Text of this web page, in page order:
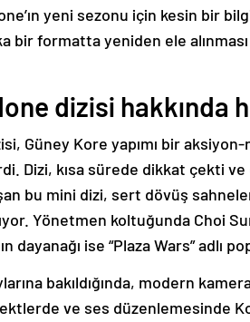
yeni sezonu için kesin bir
bir formatta yeniden ele
dizisi hakkında
Güney Kore yapımı bir
Dizi, kısa sürede dikkat çekti
bu mini dizi, sert dövüş
Yönetmen koltuğunda Choi
dayanağı ise “Plaza Wars” adlı
bakıldığında, modern
ve ses düzenlemesinde